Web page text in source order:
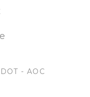
- AOC